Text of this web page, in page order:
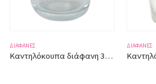
ΔΙΆΦΑΝΕΣ
Καντηλόκουπα διάφανη 3241 ύψος 7,50εκ.
ΔΙΆΦΑΝΕΣ